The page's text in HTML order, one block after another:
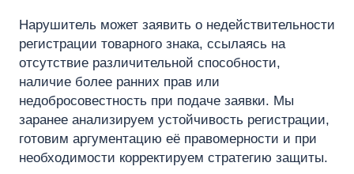
Нарушитель может заявить о недействительности
регистрации товарного знака, ссылаясь на
отсутствие различительной способности,
наличие более ранних прав или
недобросовестность при подаче заявки. Мы
заранее анализируем устойчивость регистрации,
готовим аргументацию её правомерности и при
необходимости корректируем стратегию защиты.